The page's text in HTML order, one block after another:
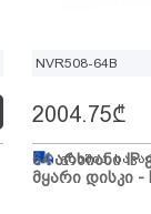
NVR508-64B
64 არხიანი IP
მყარი დისკი -
2004.75₾
გზაშია,